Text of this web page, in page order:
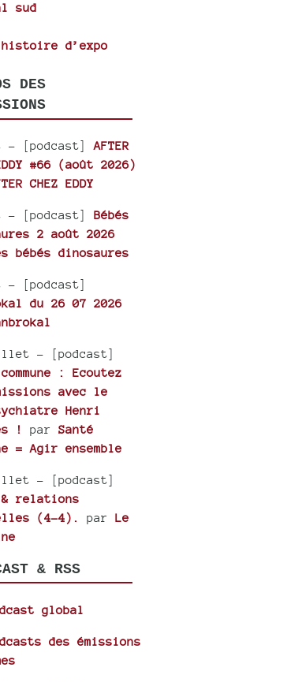
sud
histoire d’expo
DES
- [podcast]AFTER
#66 (août 2026)
CHEZ EDDY
- [podcast]Bébés
2 août 2026
bébés dinosaures
- [podcast]
du 26 07 2026
- [podcast]
: Ecoutez
avec le
Henri
!
parSanté
= Agir ensemble
- [podcast]
& relations
(4-4).
parLe
& RSS
global
des émissions